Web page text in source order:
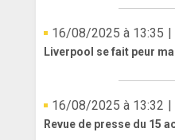
16/08/2025 à 13:35 |
Liverpool se fait peur
16/08/2025 à 13:32 |
Revue de presse du 15